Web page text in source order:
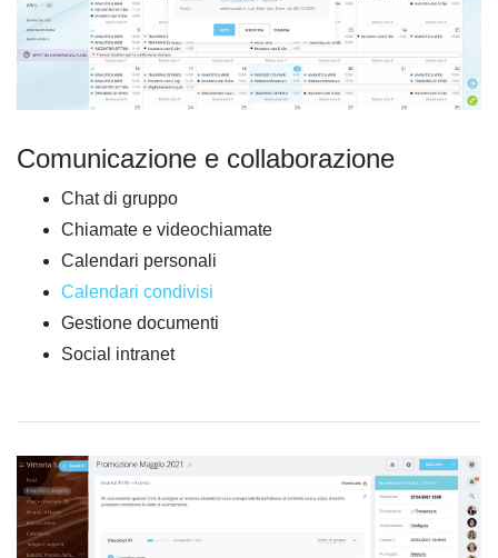
Comunicazione e collaborazione
Chat di gruppo
Chiamate e videochiamate
Calendari personali
Calendari condivisi
Gestione documenti
Social intranet